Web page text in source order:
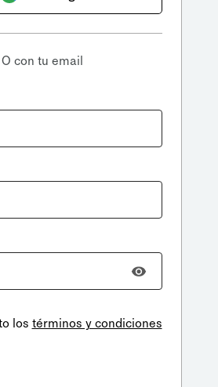
O con tu email
los términos y condiciones